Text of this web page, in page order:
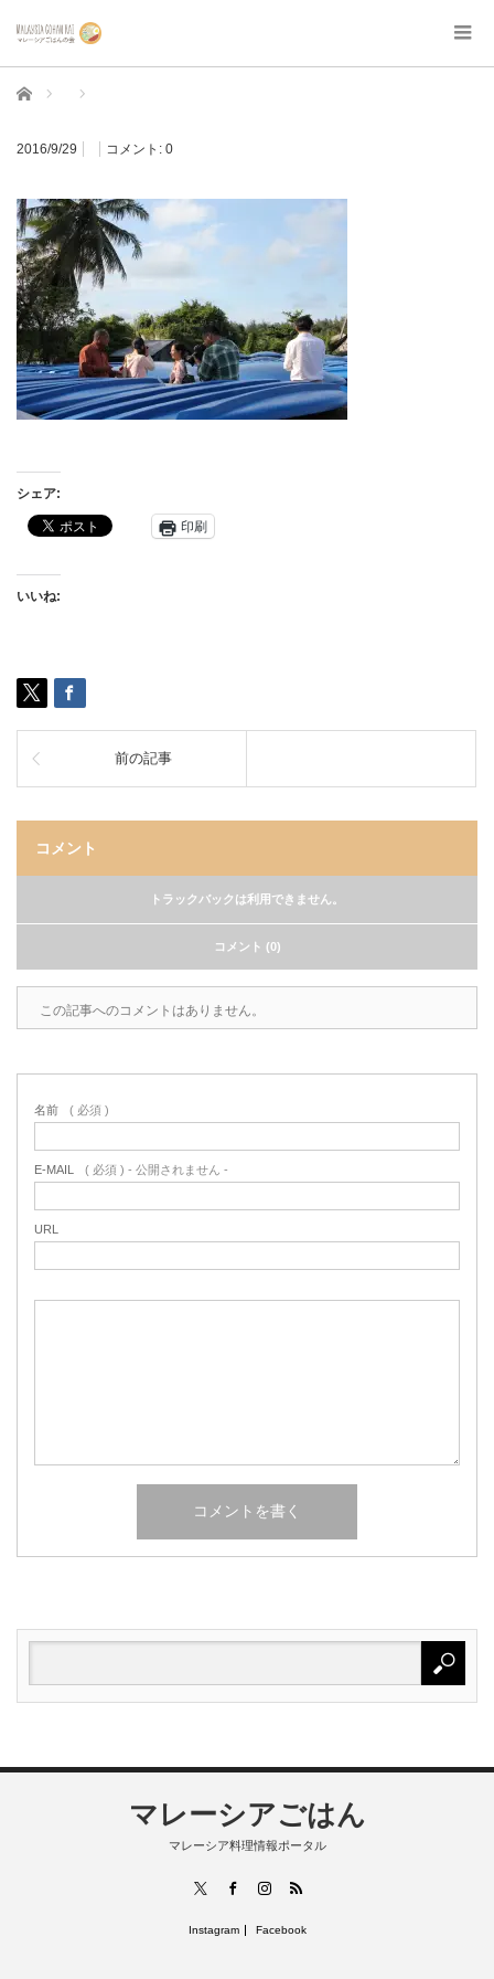
ホーム
2016/9/29 コメント: 0
シェア:
印刷
いいね:
前の記事
コメント
トラックバックは利用できません。
コメント (0)
この記事へのコメントはありません。
名前 ( 必須 )
E-MAIL ( 必須 ) - 公開されません -
URL
マレーシアごはん
マレーシア料理情報ポータル
FacebookInstagram
RSS
Instagram Facebook